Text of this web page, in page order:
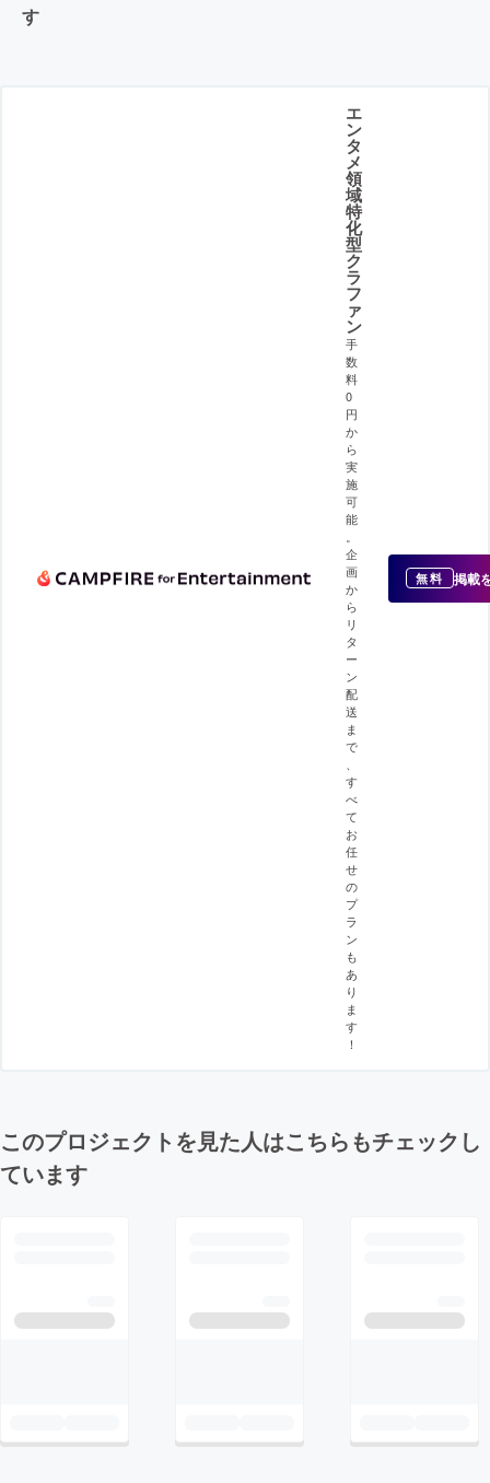
す
エ
ン
タ
メ
領
域
特
化
型
ク
ラ
フ
ァ
ン
手
数
料
0
円
か
ら
実
施
可
能
企
画
か
ら
リ
タ
ー
ン
配
送
ま
で
す
べ
て
お
任
せ
の
プ
ラ
ン
も
あ
り
ま
す
！
無料 掲載
このプロジェクトを見た人はこちらもチェックし
ています